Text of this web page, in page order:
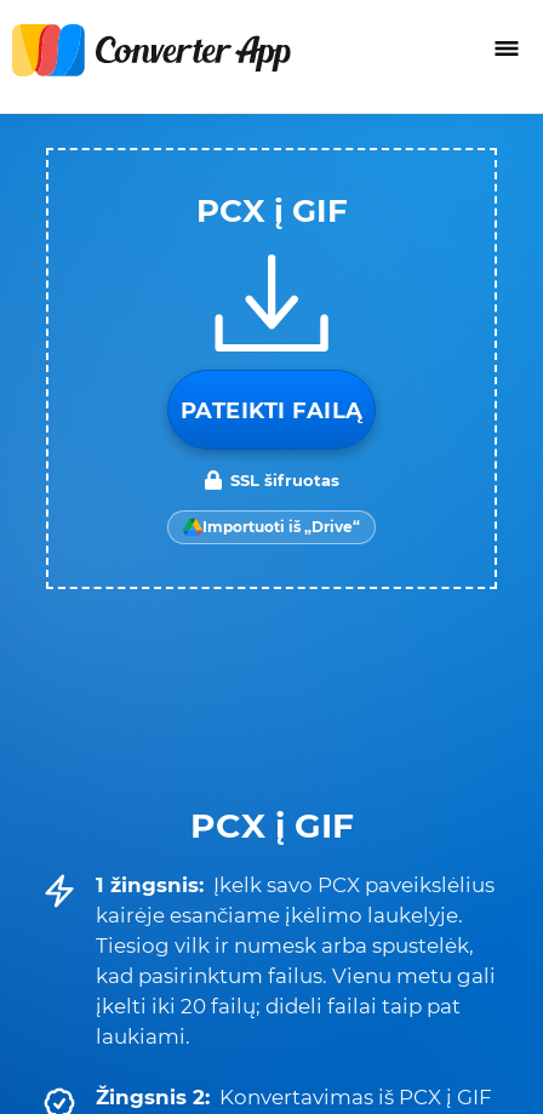
PCX į GIF
1 žingsnis: Įkelk savo PCX paveikslėlius
kairėje esančiame įkėlimo laukelyje.
Tiesiog vilk ir numesk arba spustelėk,
kad pasirinktum failus. Vienu metu gali
įkelti iki 20 failų; dideli failai taip pat
laukiami.
Žingsnis 2: Konvertavimas iš PCX į GIF
PCX į GIF
PATEIKTI FAILĄ
SSL šifruotas
Importuoti iš „Drive“